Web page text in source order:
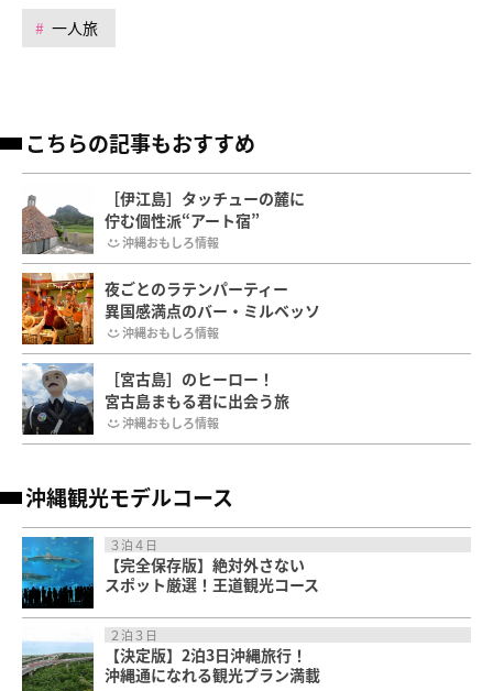
一人旅
こちらの記事もおすすめ
［伊江島］タッチューの麓に
佇む個性派“アート宿”
沖縄おもしろ情報
夜ごとのラテンパーティー
異国感満点のバー・ミルベッソ
沖縄おもしろ情報
［宮古島］のヒーロー！
宮古島まもる君に出会う旅
沖縄おもしろ情報
沖縄観光モデルコース
３泊４日
【完全保存版】絶対外さない
スポット厳選！王道観光コース
２泊３日
【決定版】2泊3日沖縄旅行！
沖縄通になれる観光プラン満載